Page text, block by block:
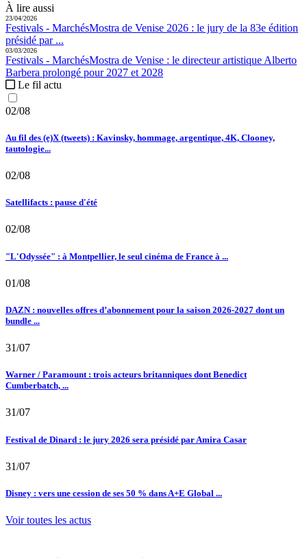
À lire aussi
23/04/2026
Festivals - MarchésMostra de Venise 2026 : le jury de la 83e édition
présidé par ...
03/03/2026
Festivals - MarchésMostra de Venise : le directeur artistique Alberto
Barbera prolongé pour 2027 et 2028
Le fil actu
02/08
Au fil des (e)X (tweets) : Kavinsky, hommage, argentique, 4K, Clooney,
tautologie...
02/08
Satellifacts : pause d'été
02/08
"L'Odyssée" : à Montpellier, le seul cinéma de France à ...
01/08
DAZN : nouvelles offres d’abonnement pour la saison 2026-2027 dont un
bundle ...
31/07
Warner / Paramount : trois acteurs britanniques dont Benedict
Cumberbatch, ...
31/07
Festival de Dinard : le jury 2026 sera présidé par Amira Casar
31/07
Disney : vers une cession de ses 50 % dans A+E Global ...
Voir toutes les actus